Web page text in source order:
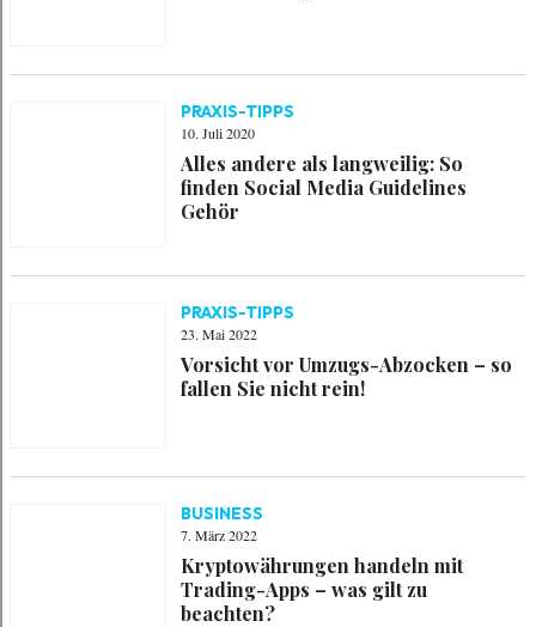
PRAXIS-TIPPS
10. Juli 2020
Alles andere als langweilig: So
finden Social Media Guidelines
Gehör
PRAXIS-TIPPS
23. Mai 2022
Vorsicht vor Umzugs-Abzocken – so
fallen Sie nicht rein!
BUSINESS
7. März 2022
Kryptowährungen handeln mit
Trading-Apps – was gilt zu
beachten?